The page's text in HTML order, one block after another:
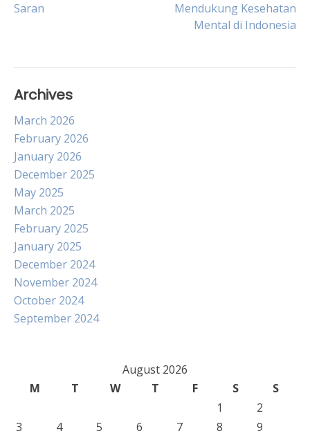
navigation
Saran
Mendukung Kesehatan
Mental di Indonesia
Archives
March 2026
February 2026
January 2026
December 2025
May 2025
March 2025
February 2025
January 2025
December 2024
November 2024
October 2024
September 2024
August 2026
M
T W T F S
S
1
2
3
4 5 6 7 8
9